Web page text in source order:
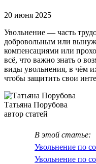
20 июня 2025
Увольнение — часть
добровольным или
компенсациями или
всё, что важно знать о
виды увольнения, в чём
чтобы защитить свои
Татьяна Порубова
автор статей
В этой статье:
Увольнение по
Увольнение по